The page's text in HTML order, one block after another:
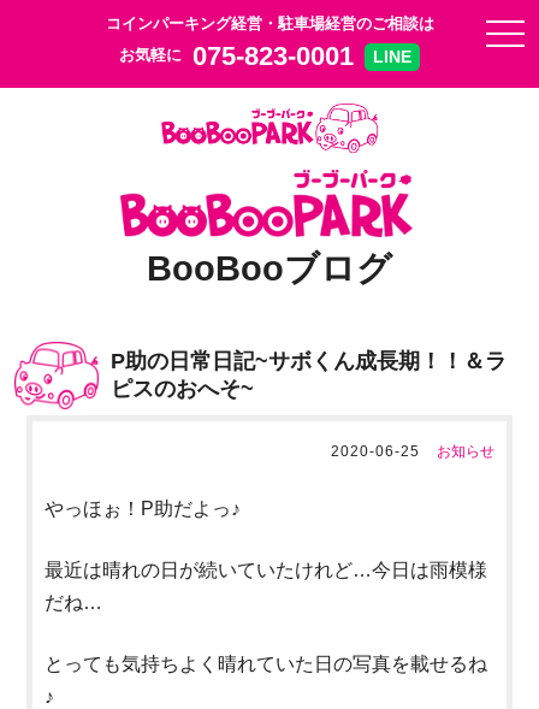
コインパーキング経営・駐車場経営のご相談は
お気軽に 075-823-0001 LINE
BooBooブログ
P助の日常日記~サボくん成長期！！＆ラ
ピスのおへそ~
2020-06-25 お知らせ
やっほぉ！P助だよっ♪
最近は晴れの日が続いていたけれど…今日は雨模様
だね…
とっても気持ちよく晴れていた日の写真を載せるね
♪